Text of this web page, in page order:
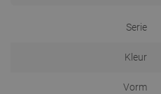
Serie
Kleur
Vorm